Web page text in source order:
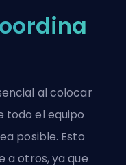
al colocar
todo el equipo
posible. Esto
a otros, ya que